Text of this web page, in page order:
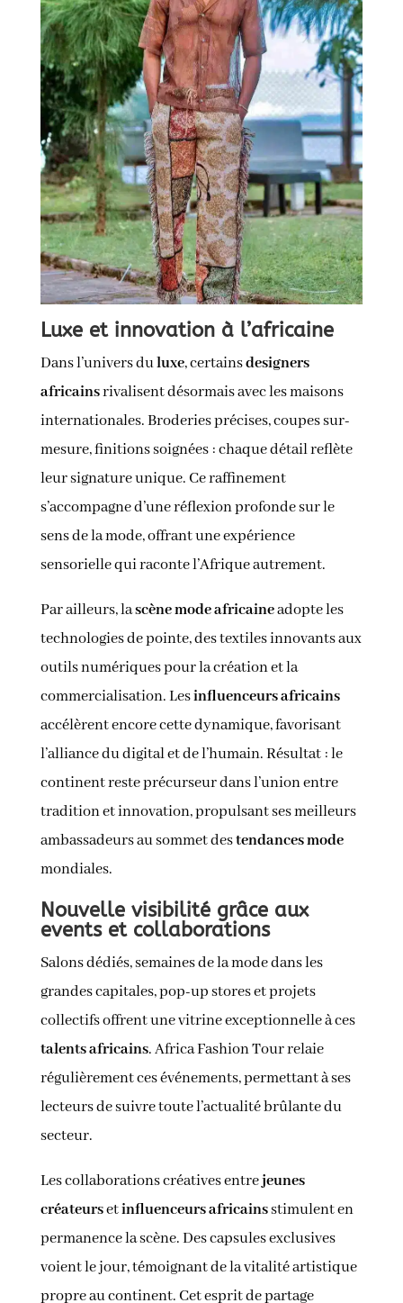
Luxe et innovation à l’africaine
Dans l’univers duluxe, certainsdesigners
africainsrivalisent désormais avec les maisons
internationales. Broderies précises, coupes sur-
mesure, finitions soignées : chaque détail reflète
leur signature unique. Ce raffinement
s’accompagne d’une réflexion profonde sur le
sens de la mode, offrant une expérience
sensorielle qui raconte l’Afrique autrement.
Par ailleurs, lascène mode africaineadopte les
technologies de pointe, des textiles innovants aux
outils numériques pour la création et la
commercialisation. Lesinfluenceurs africains
accélèrent encore cette dynamique, favorisant
l’alliance du digital et de l’humain. Résultat : le
continent reste précurseur dans l’union entre
tradition et innovation, propulsant ses meilleurs
ambassadeurs au sommet destendances mode
mondiales.
Nouvelle visibilité grâce aux
events et collaborations
Salons dédiés, semaines de la mode dans les
grandes capitales, pop-up stores et projets
collectifs offrent une vitrine exceptionnelle à ces
talents africains. Africa Fashion Tour relaie
régulièrement ces événements, permettant à ses
lecteurs de suivre toute l’actualité brûlante du
secteur.
Les collaborations créatives entrejeunes
créateursetinfluenceurs africainsstimulent en
permanence la scène. Des capsules exclusives
voient le jour, témoignant de la vitalité artistique
propre au continent. Cet esprit de partage